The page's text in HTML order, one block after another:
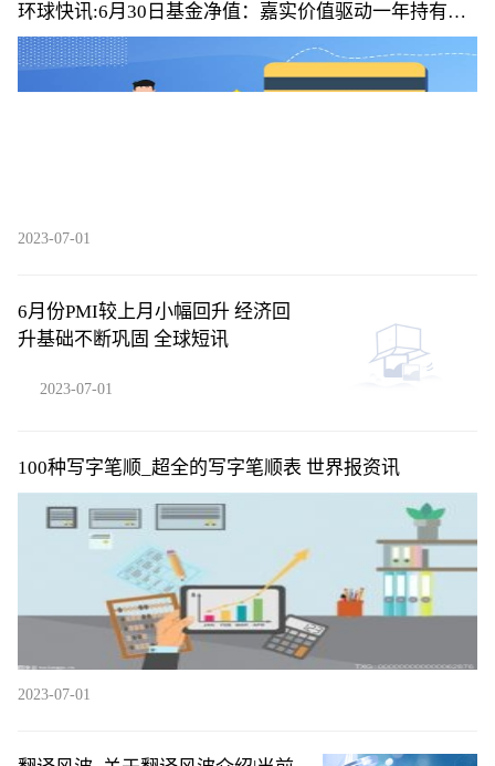
环球快讯:6月30日基金净值：嘉实价值驱动一年持有期
混合A最新净值0.8907，涨0.7%
2023-07-01
6月份PMI较上月小幅回升 经济回
升基础不断巩固 全球短讯
2023-07-01
100种写字笔顺_超全的写字笔顺表 世界报资讯
2023-07-01